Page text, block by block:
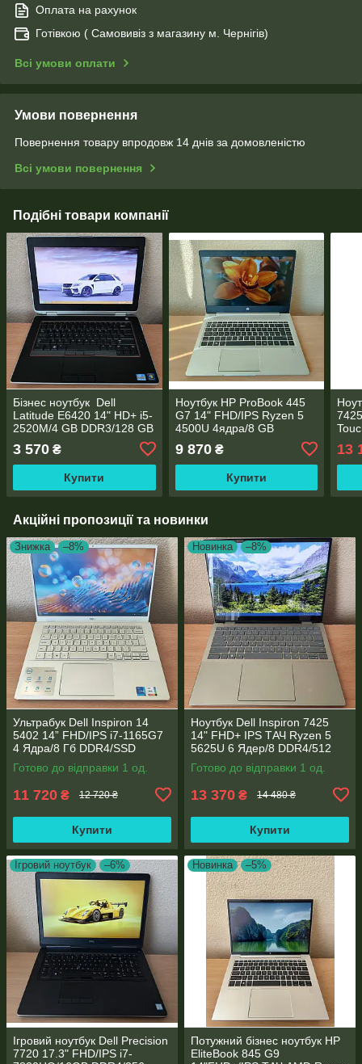
Оплата на рахунок
Готівкою ( Самовивіз з магазину м. Чернігів)
Всі умови оплати
Умови повернення
Повернення товару впродовж 14 днів за домовленістю
Всі умови повернення
Подібні товари компанії
Бізнес ноутбук Dell
Latitude E6420 14" HD+ i5-
2520M/4 GB DDR3/128 GB
3000
3 570 ₴
Купити
Ноутбук HP ProBook 445
G7 14" FHD/IPS Ryzen 5
4500U 4ядра/8 GB
M.2/AMD Radeon RX Vega
6/WebCam
9 870₴
Купити
13
Акційні пропозиції та новинки
Знижка –8%
Ультрабук Dell Inspiron 14
5402 14” FHD/IPS i7-1165G7
4 Ядра/8 Гб DDR4/SSD
512Gb/ Intel Iris Xe Graphics
Готово до відправки 1 од.
11 720 ₴ 12 720 ₴
Купити
Новинка –8%
Ноутбук Dell Inspiron 7425
14" FHD+ IPS TАЧ Ryzen 5
5625U 6 Ядер/8 DDR4/512
SSD M.2/Radeon RX Vega
7/Type-C PD
Готово до відправки 1 од.
13 370 ₴ 14 480 ₴
Купити
Ігровий ноутбук –6%
Ігровий ноутбук Dell Precision
7720 17.3" FHD/IPS i7-
Новинка –5%
Потужний бізнес ноутбук HP
EliteBook 845 G9